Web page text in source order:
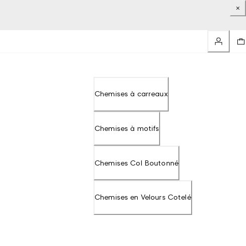
Chemises à carreaux
Chemises à motifs
Chemises Col Boutonné
Chemises en Velours Cotelé